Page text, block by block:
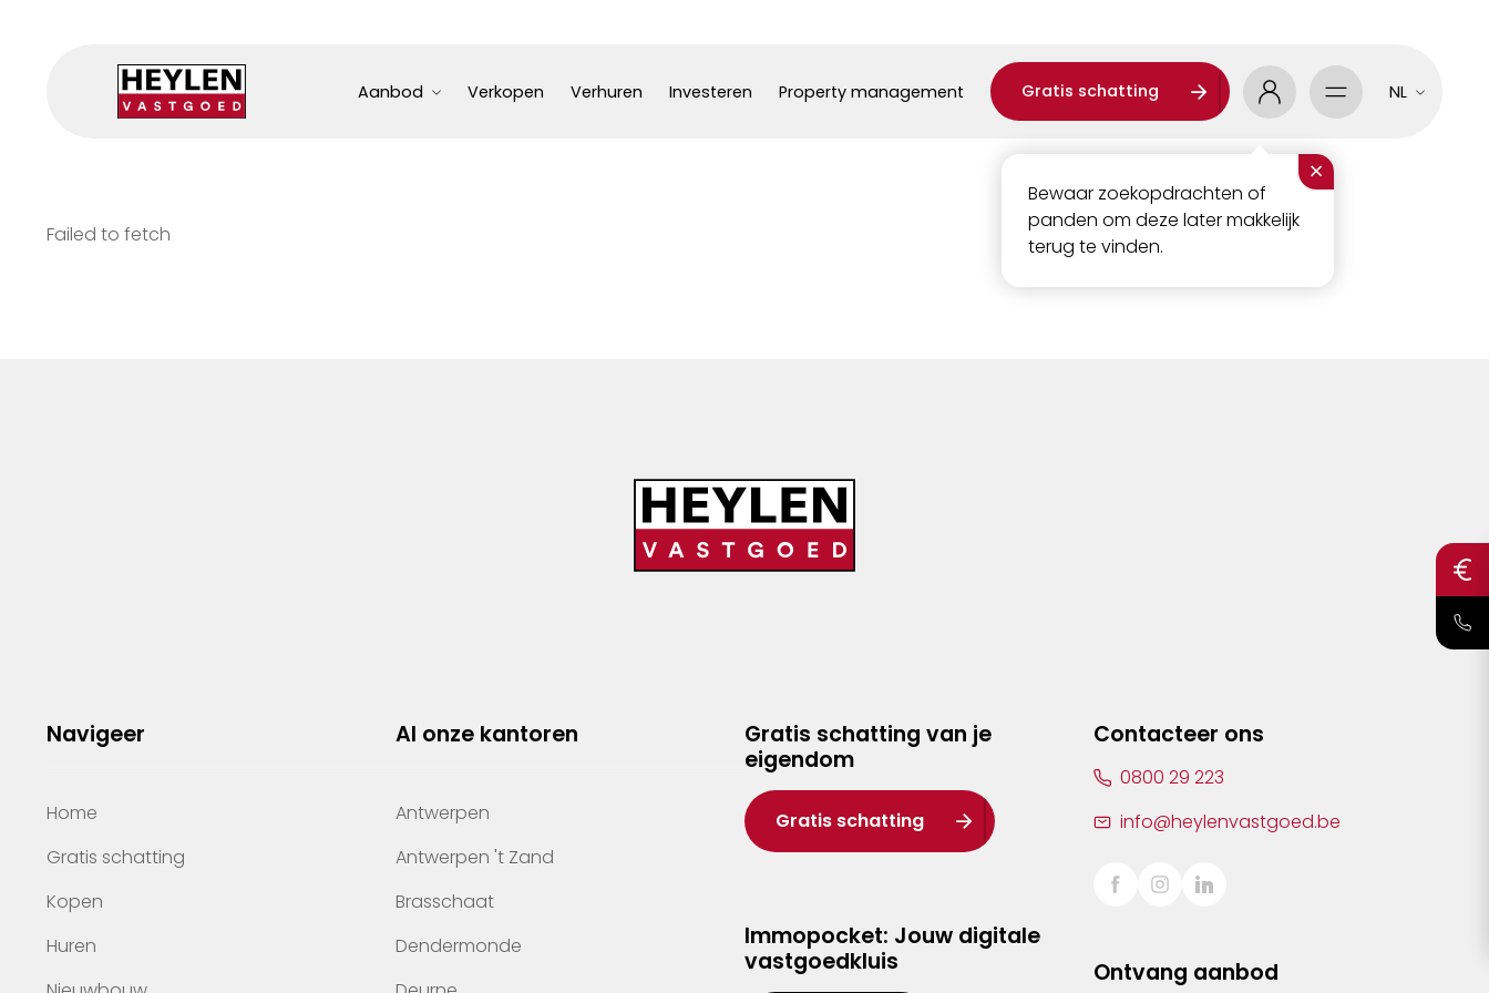
Aanbod Verkopen Verhuren Investeren Property management Gratis schatting
×
Bewaar zoekopdrachten of
panden om deze later makkelijk
terug te vinden.
NL
Failed to fetch
Navigeer
Home
Gratis schatting
Kopen
Huren
Al onze kantoren
Antwerpen
Antwerpen 't Zand
Brasschaat
Dendermonde
Gratis schatting van je
eigendom
Gratis schatting
Immopocket: Jouw digitale
vastgoedkluis
Contacteer ons
0800 29 223
info@heylenvastgoed.be
Ontvang aanbod